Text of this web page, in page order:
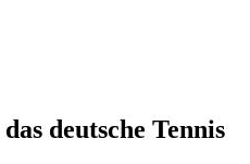
deutsche Tennis